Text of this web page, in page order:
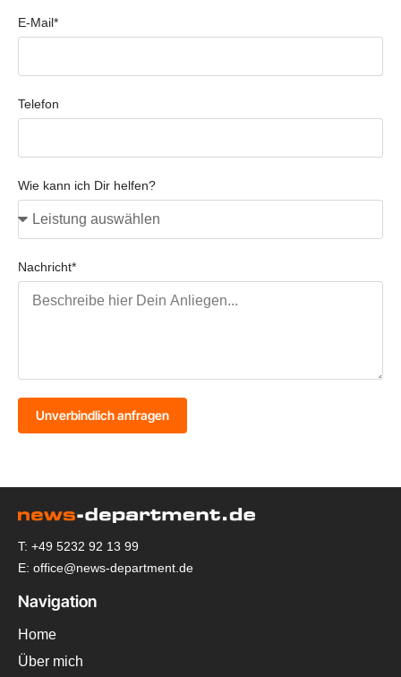
E-Mail*
Telefon
Wie kann ich Dir helfen?
Nachricht*
Unverbindlich anfragen
T: +49 5232 92 13 99
E: office@news-department.de
Navigation
Home
Über mich